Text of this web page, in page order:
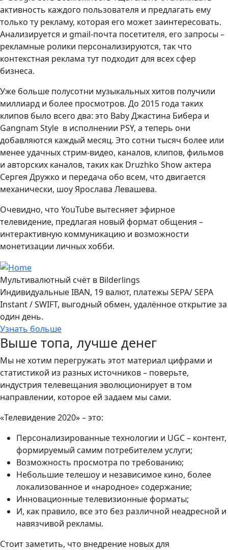
активность каждого пользователя и предлагать ему
только ту рекламу, которая его может заинтересовать.
Анализируется и gmail-почта посетителя, его запросы –
рекламные ролики персонализируются, так что
контекстная реклама тут подходит для всех сфер
бизнеса.
Уже больше полусотни музыкальных хитов получили
миллиард и более просмотров. До 2015 года таких
клипов было всего два: это Baby Джастина Бибера и
Gangnam Style в исполнении PSY, а теперь они
добавляются каждый месяц. Это сотни тысяч более или
менее удачных стрим-видео, каналов, клипов, фильмов
и авторских каналов, таких как Druzhko Show актера
Сергея Дружко и передача обо всем, что двигается
механически, шоу Ярослава Левашева.
Очевидно, что YouTube вытесняет эфирное
телевидение, предлагая новый формат общения –
интерактивную коммуникацию и возможности
монетизации личных хобби.
Мультивалютный счёт в Bilderlings
Индивидуальные IBAN, 19 валют, платежы SEPA/ SEPA
Instant / SWIFT, выгодный обмен, удалённое открытие за
один день.
Узнать больше
Выше топа, лучше денег
Мы не хотим перегружать этот материал цифрами и
статистикой из разных источников – поверьте,
индустрия телевещания эволюционирует в том
направлении, которое ей задаем мы сами.
«Телевидение 2020» – это:
Персонализированные технологии и UGC – контент,
формируемый самим потребителем услуги;
Возможность просмотра по требованию;
Небольшие телешоу и независимое кино, более
локализованное и «народное» содержание;
Инновационные телевизионные форматы;
И, как правило, все это без различной неадресной и
навязчивой рекламы.
Стоит заметить, что внедрение новых для